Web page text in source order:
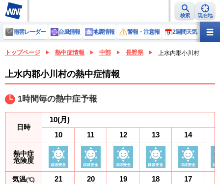
検索 現在地
雨雲レーダー 台風情報 地震情報 警報・注意報 2週間天気 ラ
トップページ 熱中症情報 中部 長野県 上水内郡小川村
上水内郡小川村の熱中症情報
1時間毎の熱中症予報
日時
熱中症
危険度
気温(℃)
10(月)
10
21
11
20
12
19
13
18
14
17